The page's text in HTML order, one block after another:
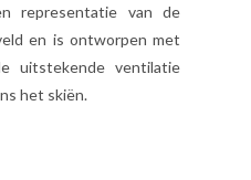
representatie van de
en is ontworpen met
uitstekende ventilatie
het skiën.